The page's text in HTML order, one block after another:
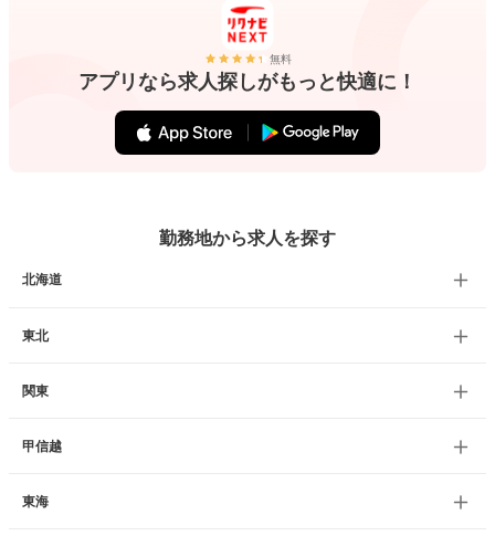
無料
アプリなら求人探しがもっと快適に！
勤務地から求人を探す
北海道
東北
関東
甲信越
東海